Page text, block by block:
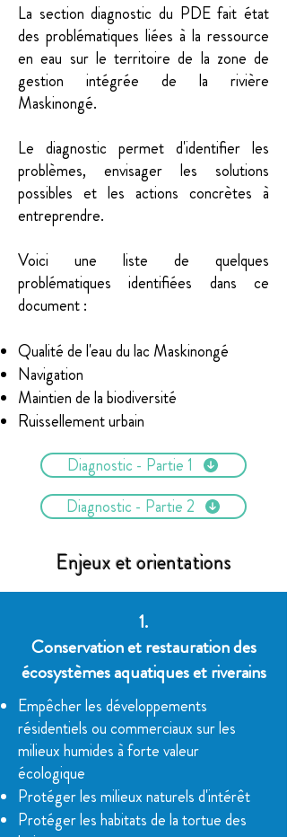
La section diagnostic du PDE fait état
des problématiques liées à la ressource
en eau sur le territoire de la zone de
gestion intégrée de la rivière
Maskinongé.
Le diagnostic permet d'identifier les
problèmes, envisager les solutions
possibles et les actions concrètes à
entreprendre.
Voici une liste de quelques
problématiques identifiées dans ce
document :
Qualité de l'eau du lac Maskinongé
Navigation
Maintien de la biodiversité
Ruissellement urbain
Diagnostic - Partie 1
Diagnostic - Partie 2
Enjeux et orientations
1.
Conservation et restauration des
écosystèmes aquatiques et riverains
Empêcher les développements
résidentiels ou commerciaux sur les
milieux humides à forte valeur
écologique
Protéger les milieux naturels d'intérêt
Protéger les habitats de la tortue des